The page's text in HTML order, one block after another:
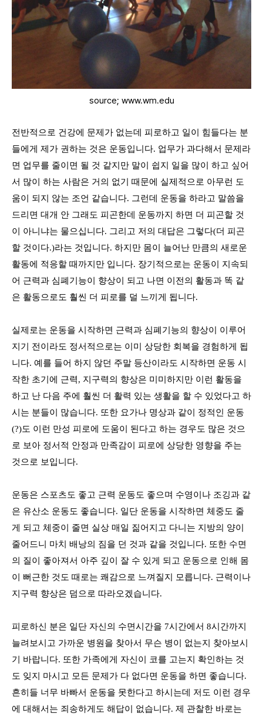
source; www.wm.edu
전반적으로 건강에 문제가 없는데 피로하고 일이 힘들다는 분
들에게 제가 권하는 것은 운동입니다. 업무가 과다해서 문제라
면 업무를 줄이면 될 것 같지만 말이 쉽지 일을 많이 하고 싶어
서 많이 하는 사람은 거의 없기 때문에 실제적으로 아무런 도
움이 되지 않는 조언 같습니다. 그런데 운동을 하라고 말씀을
드리면 대개 안 그래도 피곤한데 운동까지 하면 더 피곤할 것
이 아니냐는 물으십니다. 그리고 저의 대답은 그렇다(더 피곤
할 것이다.)라는 것입니다. 하지만 몸이 늘어난 만큼의 새로운
활동에 적응할 때까지만 입니다. 장기적으로는 운동이 지속되
어 근력과 심폐기능이 향상이 되고 나면 이전의 활동과 똑 같
은 활동으로도 훨씬 더 피로를 덜 느끼게 됩니다.
실제로는 운동을 시작하면 근력과 심폐기능의 향상이 이루어
지기 전이라도 정서적으로는 이미 상당한 회복을 경험하게 됩
니다. 예를 들어 하지 않던 주말 등산이라도 시작하면 운동 시
작한 초기에 근력, 지구력의 향상은 미미하지만 이런 활동을
하고 난 다음 주에 훨씬 더 활력 있는 생활을 할 수 있었다고 하
시는 분들이 많습니다. 또한 요가나 명상과 같이 정적인 운동
(?)도 이런 만성 피로에 도움이 된다고 하는 경우도 많은 것으
로 보아 정서적 안정과 만족감이 피로에 상당한 영향을 주는
것으로 보입니다.
운동은 스포츠도 좋고 근력 운동도 좋으며 수영이나 조깅과 같
은 유산소 운동도 좋습니다. 일단 운동을 시작하면 체중도 줄
게 되고 체중이 줄면 실상 매일 짊어지고 다니는 지방의 양이
줄어드니 마치 배낭의 짐을 던 것과 같을 것입니다. 또한 수면
의 질이 좋아져서 아주 깊이 잘 수 있게 되고 운동으로 인해 몸
이 뻐근한 것도 때로는 쾌감으로 느껴질지 모릅니다. 근력이나
지구력 향상은 덤으로 따라오겠습니다.
피로하신 분은 일단 자신의 수면시간을 7시간에서 8시간까지
늘려보시고 가까운 병원을 찾아서 무슨 병이 없는지 찾아보시
기 바랍니다. 또한 가족에게 자신이 코를 고는지 확인하는 것
도 잊지 마시고 모든 문제가 다 없다면 운동을 하면 좋습니다.
흔히들 너무 바빠서 운동을 못한다고 하시는데 저도 이런 경우
에 대해서는 죄송하게도 해답이 없습니다. 제 관찰한 바로는